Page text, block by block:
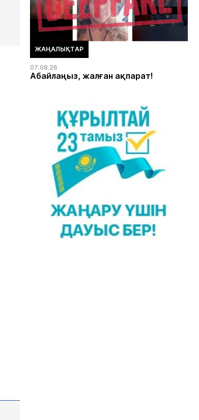
ЖАҢАЛЫҚТАР
07.08.26
Абайлаңыз, жалған ақпарат!